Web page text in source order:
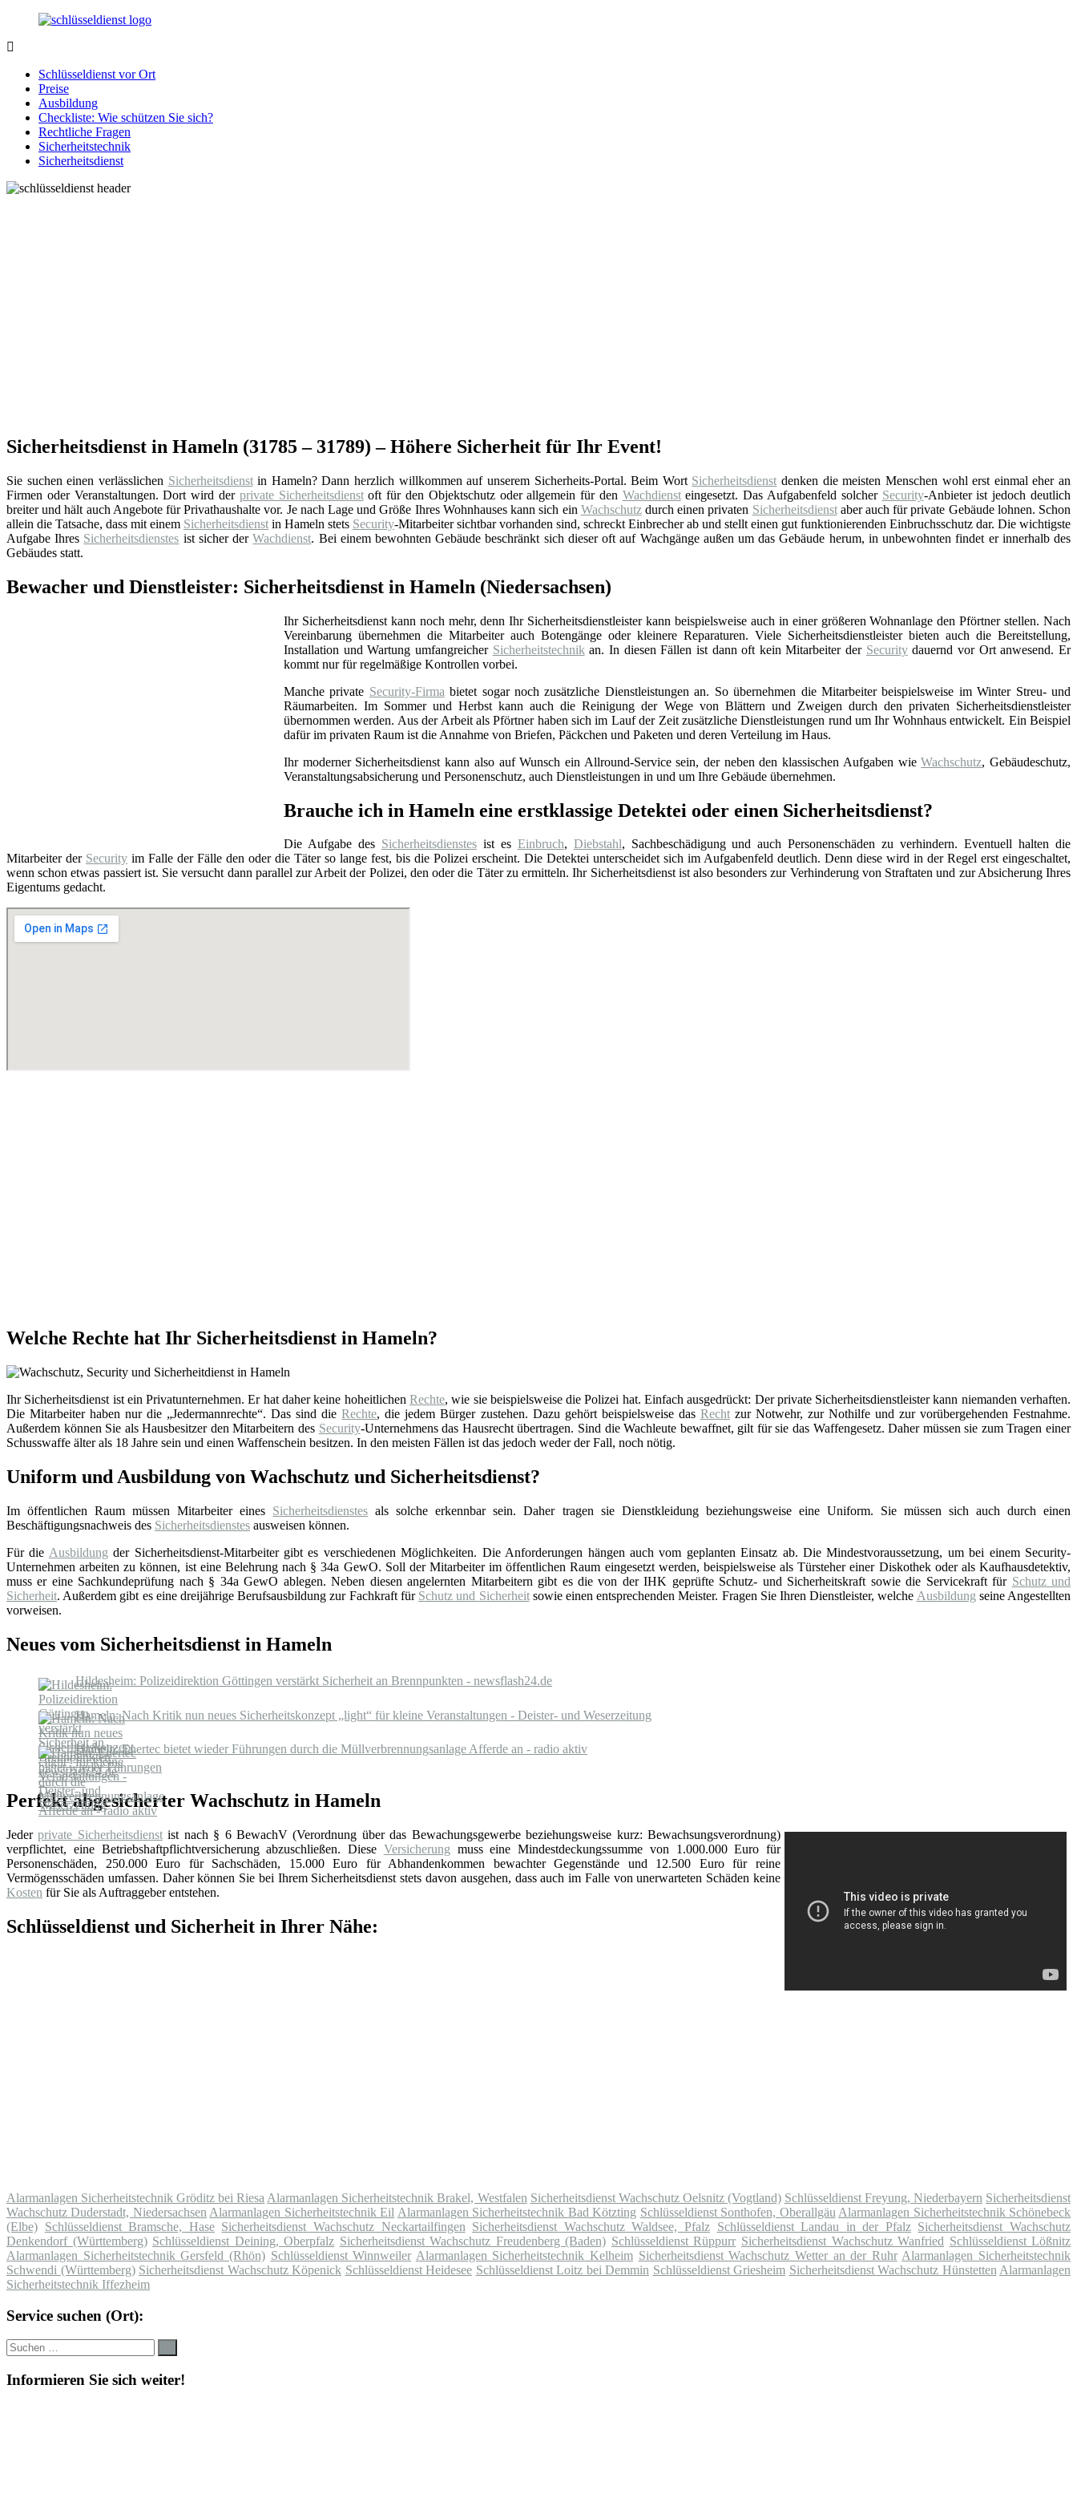
Zurück
Inhalt
Notlage
wird
gelöst!
Schlüsseldienst vor Ort
Preise
Ausbildung
Checkliste: Wie schützen Sie sich?
Rechtliche Fragen
Sicherheitstechnik
Sicherheitsdienst
Sicherheitsdienst in Hameln (31785 – 31789) – Höhere Sicherheit für Ihr Event!
Sie suchen einen verlässlichen Sicherheitsdienstin Hameln? Dann herzlich willkommen auf unserem Sicherheits-Portal. Beim Wort Sicherheitsdienst denken die meisten Menschen wohl erst einmal eher an
Firmen oder Veranstaltungen. Dort wird der private Sicherheitsdienstoft für den Objektschutz oder allgemein für den Wachdiensteingesetzt. Das Aufgabenfeld solcher Security-Anbieter ist jedoch deutlich
breiter und hält auch Angebote für Privathaushalte vor. Je nach Lage und Größe Ihres Wohnhauses kann sich ein Wachschutzdurch einen privaten Sicherheitsdienstaber auch für private Gebäude lohnen. Schon
allein die Tatsache, dass mit einem Sicherheitsdienst in Hameln stets Security-Mitarbeiter sichtbar vorhanden sind, schreckt Einbrecher ab und stellt einen gut funktionierenden Einbruchsschutz dar. Die wichtigste
Aufgabe Ihres Sicherheitsdienstes ist sicher derWachdienst. Bei einem bewohnten Gebäude beschränkt sich dieser oft auf Wachgänge außen um das Gebäude herum, in unbewohnten findet er innerhalb des
Gebäudes statt.
Bewacher und Dienstleister: Sicherheitsdienst in Hameln (Niedersachsen)
Ihr Sicherheitsdienst kann noch mehr, denn Ihr Sicherheitsdienstleister kann beispielsweise auch in einer größeren Wohnanlage den Pförtner stellen. Nach
Vereinbarung übernehmen die Mitarbeiter auch Botengänge oder kleinere Reparaturen. Viele Sicherheitsdienstleister bieten auch die Bereitstellung,
Installation und Wartung umfangreicher Sicherheitstechnikan. In diesen Fällen ist dann oft kein Mitarbeiter der Securitydauernd vor Ort anwesend. Er
kommt nur für regelmäßige Kontrollen vorbei.
Manche private Security-Firma bietet sogar noch zusätzliche Dienstleistungen an. So übernehmen die Mitarbeiter beispielsweise im Winter Streu- und
Räumarbeiten. Im Sommer und Herbst kann auch die Reinigung der Wege von Blättern und Zweigen durch den privaten Sicherheitsdienstleister
übernommen werden. Aus der Arbeit als Pförtner haben sich im Lauf der Zeit zusätzliche Dienstleistungen rund um Ihr Wohnhaus entwickelt. Ein Beispiel
dafür im privaten Raum ist die Annahme von Briefen, Päckchen und Paketen und deren Verteilung im Haus.
Ihr moderner Sicherheitsdienst kann also auf Wunsch ein Allround-Service sein, der neben den klassischen Aufgaben wieWachschutz, Gebäudeschutz,
Veranstaltungsabsicherung und Personenschutz, auch Dienstleistungen in und um Ihre Gebäude übernehmen.
Brauche ich in Hameln eine erstklassige Detektei oder einen Sicherheitsdienst?
Die Aufgabe des Sicherheitsdienstesist es Einbruch, Diebstahl, Sachbeschädigung und auch Personenschäden zu verhindern. Eventuell halten die
Mitarbeiter der Security im Falle der Fälle den oder die Täter so lange fest, bis die Polizei erscheint. Die Detektei unterscheidet sich im Aufgabenfeld deutlich. Denn diese wird in der Regel erst eingeschaltet,
wenn schon etwas passiert ist. Sie versucht dann parallel zur Arbeit der Polizei, den oder die Täter zu ermitteln. Ihr Sicherheitsdienst ist also besonders zur Verhinderung von Straftaten und zur Absicherung Ihres
Eigentums gedacht.
Welche Rechte hat Ihr Sicherheitsdienst in Hameln?
Ihr Sicherheitsdienst ist ein Privatunternehmen. Er hat daher keine hoheitlichen Rechte, wie sie beispielsweise die Polizei hat. Einfach ausgedrückt: Der private Sicherheitsdienstleister kann niemanden verhaften.
Die Mitarbeiter haben nur die „Jedermannrechte“. Das sind dieRechte, die jedem Bürger zustehen. Dazu gehört beispielsweise das Rechtzur Notwehr, zur Nothilfe und zur vorübergehenden Festnahme.
Außerdem können Sie als Hausbesitzer den Mitarbeitern des Security-Unternehmens das Hausrecht übertragen. Sind die Wachleute bewaffnet, gilt für sie das Waffengesetz. Daher müssen sie zum Tragen einer
Schusswaffe älter als 18 Jahre sein und einen Waffenschein besitzen. In den meisten Fällen ist das jedoch weder der Fall, noch nötig.
Uniform und Ausbildung von Wachschutz und Sicherheitsdienst?
Im öffentlichen Raum müssen Mitarbeiter eines Sicherheitsdienstes als solche erkennbar sein. Daher tragen sie Dienstkleidung beziehungsweise eine Uniform. Sie müssen sich auch durch einen
Beschäftigungsnachweis des Sicherheitsdienstes ausweisen können.
Für die Ausbildung der Sicherheitsdienst-Mitarbeiter gibt es verschiedenen Möglichkeiten. Die Anforderungen hängen auch vom geplanten Einsatz ab. Die Mindestvoraussetzung, um bei einem Security-
Unternehmen arbeiten zu können, ist eine Belehrung nach § 34a GewO. Soll der Mitarbeiter im öffentlichen Raum eingesetzt werden, beispielsweise als Türsteher einer Diskothek oder als Kaufhausdetektiv,
muss er eine Sachkundeprüfung nach § 34a GewO ablegen. Neben diesen angelernten Mitarbeitern gibt es die von der IHK geprüfte Schutz- und Sicherheitskraft sowie die Servicekraft für Schutz und
Sicherheit. Außerdem gibt es eine dreijährige Berufsausbildung zur Fachkraft für Schutz und Sicherheitsowie einen entsprechenden Meister. Fragen Sie Ihren Dienstleister, welche Ausbildung seine Angestellten
vorweisen.
Neues vom Sicherheitsdienst in Hameln
Hildesheim: Polizeidirektion Göttingen verstärkt Sicherheit an Brennpunkten - newsflash24.de
Hameln: Nach Kritik nun neues Sicherheitskonzept „light“ für kleine Veranstaltungen - Deister- und Weserzeitung
Hameln: Enertec bietet wieder Führungen durch die Müllverbrennungsanlage Afferde an - radio aktiv
Perfekt abgesicherter Wachschutz in Hameln
Jederprivate Sicherheitsdienstist nach § 6 BewachV (Verordnung über das Bewachungsgewerbe beziehungsweise kurz: Bewachsungsverordnung)
verpflichtet, eine Betriebshaftpflichtversicherung abzuschließen. Diese Versicherung muss eine Mindestdeckungssumme von 1.000.000 Euro für
Personenschäden, 250.000 Euro für Sachschäden, 15.000 Euro für Abhandenkommen bewachter Gegenstände und 12.500 Euro für reine
Vermögensschäden umfassen. Daher können Sie bei Ihrem Sicherheitsdienst stets davon ausgehen, dass auch im Falle von unerwarteten Schäden keine
Kosten für Sie als Auftraggeber entstehen.
Schlüsseldienst und Sicherheit in Ihrer Nähe:
Alarmanlagen Sicherheitstechnik Gröditz bei Riesa Alarmanlagen Sicherheitstechnik Brakel, Westfalen Sicherheitsdienst Wachschutz Oelsnitz (Vogtland) Schlüsseldienst Freyung, Niederbayern Sicherheitsdienst
Wachschutz Duderstadt, Niedersachsen Alarmanlagen Sicherheitstechnik Eil Alarmanlagen Sicherheitstechnik Bad Kötzting Schlüsseldienst Sonthofen, Oberallgäu Alarmanlagen Sicherheitstechnik Schönebeck
(Elbe) Schlüsseldienst Bramsche, Hase Sicherheitsdienst Wachschutz Neckartailfingen Sicherheitsdienst Wachschutz Waldsee, Pfalz Schlüsseldienst Landau in der Pfalz Sicherheitsdienst Wachschutz
Denkendorf (Württemberg) Schlüsseldienst Deining, Oberpfalz Sicherheitsdienst Wachschutz Freudenberg (Baden) Schlüsseldienst Rüppurr Sicherheitsdienst Wachschutz Wanfried Schlüsseldienst Lößnitz
Alarmanlagen Sicherheitstechnik Gersfeld (Rhön) Schlüsseldienst Winnweiler Alarmanlagen Sicherheitstechnik Kelheim Sicherheitsdienst Wachschutz Wetter an der Ruhr Alarmanlagen Sicherheitstechnik
Schwendi (Württemberg) Sicherheitsdienst Wachschutz Köpenick Schlüsseldienst Heidesee Schlüsseldienst Loitz bei Demmin Schlüsseldienst Griesheim Sicherheitsdienst Wachschutz Hünstetten Alarmanlagen
Sicherheitstechnik Iffezheim
Service suchen (Ort):
Suche
nach:
Informieren Sie sich weiter!